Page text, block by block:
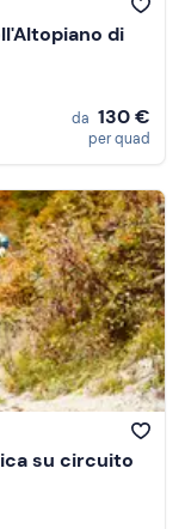
di
da 130 €
per quad
su circuito